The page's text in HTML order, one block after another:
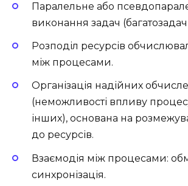
Паралельне або
виконання задач
Розподіл ресурсів
між процесами.
Організація надійних
(неможливості впливу
інших), основана на
до ресурсів.
Взаємодія між процесами:
синхронізація.